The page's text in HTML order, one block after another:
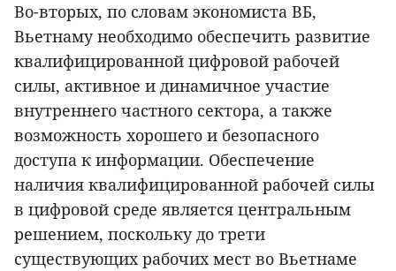
Во-вторых, по словам экономиста ВБ,
Вьетнаму необходимо обеспечить развитие
квалифицированной цифровой рабочей
силы, активное и динамичное участие
внутреннего частного сектора, а также
возможность хорошего и безопасного
доступа к информации. Обеспечение
наличия квалифицированной рабочей силы
в цифровой среде является центральным
решением, поскольку до трети
существующих рабочих мест во Вьетнаме